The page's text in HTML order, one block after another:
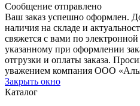
Сообщение отправлено
Ваш заказ успешно оформлен.
наличия на складе и
свяжется с вами по
указанному при оформлении
отгрузки и оплаты заказа.
уважением компания ООО
Закрыть окно
Каталог